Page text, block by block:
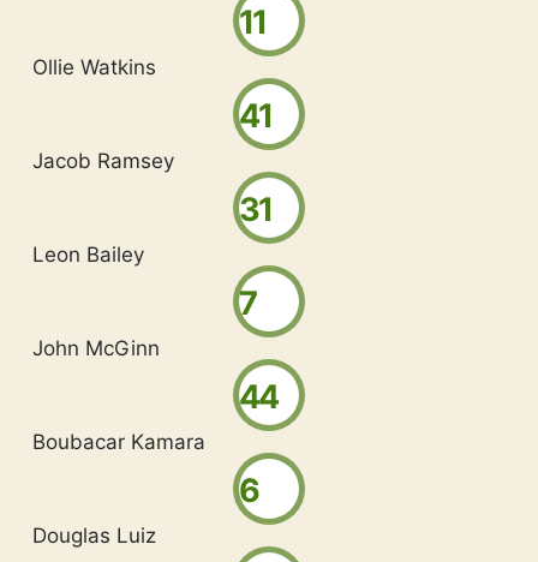
11
Ollie Watkins
41
Jacob Ramsey
31
Leon Bailey
7
John McGinn
44
Boubacar Kamara
6
Douglas Luiz